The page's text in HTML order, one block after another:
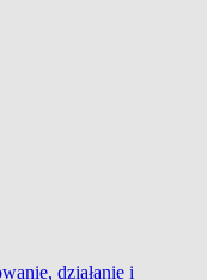
działanie i